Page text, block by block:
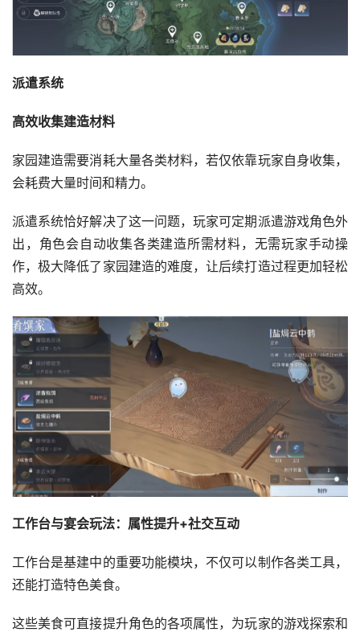
派遣系统
高效收集建造材料
家园建造需要消耗大量各类材料，若仅依靠玩家自身收集，
会耗费大量时间和精力。
派遣系统恰好解决了这一问题，玩家可定期派遣游戏角色外
出，角色会自动收集各类建造所需材料，无需玩家手动操
作，极大降低了家园建造的难度，让后续打造过程更加轻松
高效。
工作台与宴会玩法：属性提升+社交互动
工作台是基建中的重要功能模块，不仅可以制作各类工具，
还能打造特色美食。
这些美食可直接提升角色的各项属性，为玩家的游戏探索和